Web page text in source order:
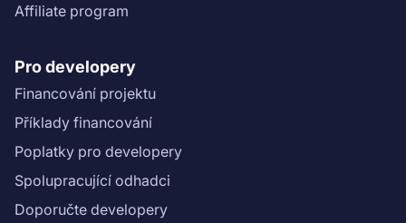
Affiliate program
Pro developery
Financování projektu
Příklady financování
Poplatky pro developery
Spolupracující odhadci
Doporučte developery